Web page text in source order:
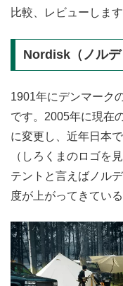
比較、レビューします
Nordisk（ノルデ
1901年にデンマーク
です。2005年に現在
に変更し、近年日本
（しろくまのロゴを
テントと言えばノル
度が上がってきてい